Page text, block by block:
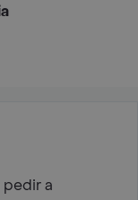
pedir a